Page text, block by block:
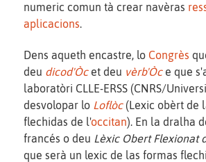
numeric comun tà crear navèras
aplicacions.
Dens aqueth encastre, lo Congrès
deu dicod'Òcet deu vèrb'Òce que
laboratòri CLLE-ERSS (CNRS/
desvolopar lo Loflòc(Lexic obèrt de
flechidas de l'occitan). En la dralha
francés o deu Lèxic Obert Flexionat
que serà un lexic de las formas